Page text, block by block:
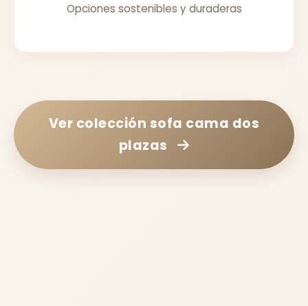
Opciones sostenibles y duraderas
Ver colección sofa cama dos
plazas